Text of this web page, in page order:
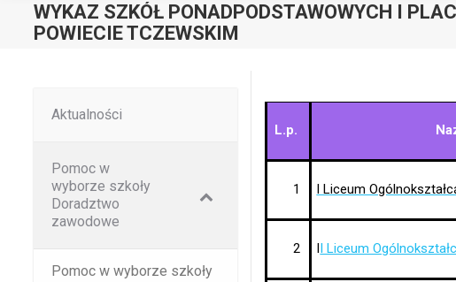
dostępności.
Nacisnij
niedowidzących
korzystających
WYKAZ SZKÓŁ PONADPODSTAWOWYCH I
POWIECIE TCZEWSKIM
L.p.
1 I Liceum
2 II Liceum
Aktualności
Pomoc w
wyborze szkoły
Doradztwo
zawodowe
Pomoc w wyborze szkoły